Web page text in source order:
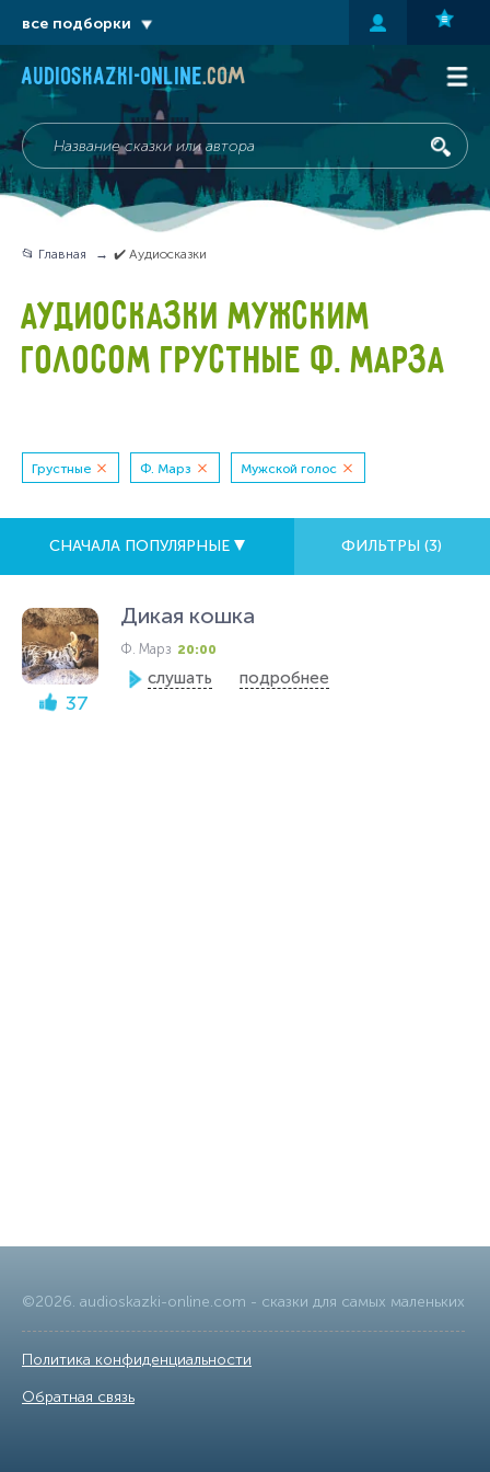
audioskazki-online.com
📂 Главная ✔️ Аудиосказки
АУДИОСКАЗКИ МУЖСКИМ
ГОЛОСОМ ГРУСТНЫЕ Ф. МАРЗА
Грустные Ф. Марз Мужской голос
СНАЧАЛА ПОПУЛЯРНЫЕ ФИЛЬТРЫ (3)
37
Дикая кошка
Ф. Марз 20:00
слушать подробнее
©2026. audioskazki-online.com - сказки для самых маленьких
Политика конфиденциальности
Обратная связь
все подборки